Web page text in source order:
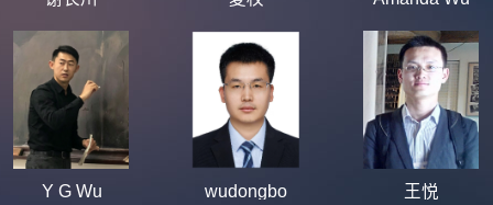
Y G Wu wudongbo 王悦